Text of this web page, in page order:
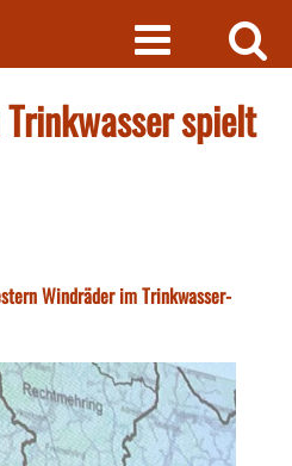
spielt
Windräder im Trinkwasser-